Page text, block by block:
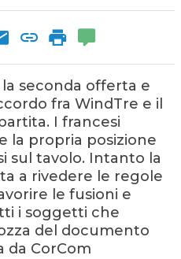
seconda offerta e
fra WindTre e il
I francesi
la propria posizione
sul tavolo. Intanto la
a rivedere le regole
le fusioni e
i soggetti che
del documento
da CorCom